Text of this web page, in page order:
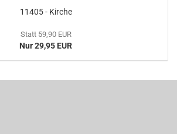
11405 - Kirche
Statt 59,90 EUR
Nur 29,95 EUR